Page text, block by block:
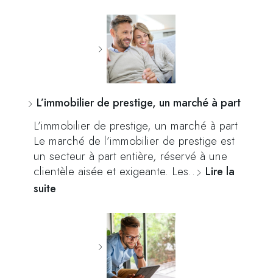
L’immobilier de prestige, un marché à part
L’immobilier de prestige, un marché à part
Le marché de l’immobilier de prestige est
un secteur à part entière, réservé à une
clientèle aisée et exigeante. Les… Lire la
suite